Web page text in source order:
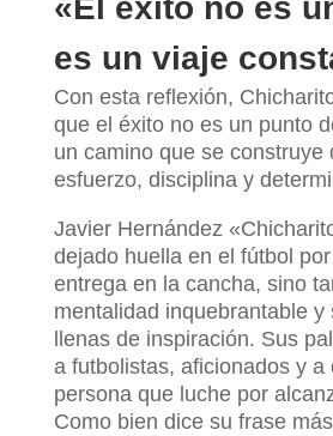
«El éxito no es
es un viaje
Con esta reflexión,
que el éxito no es un punto
un camino que se construye
esfuerzo, disciplina y
Javier Hernández
dejado huella en el fútbol
entrega en la cancha, sino
mentalidad inquebrantable y
llenas de inspiración. Sus
a futbolistas, aficionados y a
persona que luche por
Como bien dice su frase